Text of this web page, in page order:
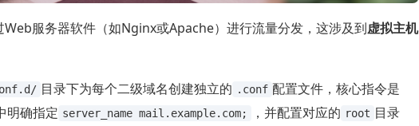
服务器软件（如Nginx或Apache）进行流量分发，这涉及到虚拟主机
目录下为每个二级域名创建独立的 .conf 配置文件，核心指令是
明确指定 server_name mail.example.com; ，并配置对应的 root 目录